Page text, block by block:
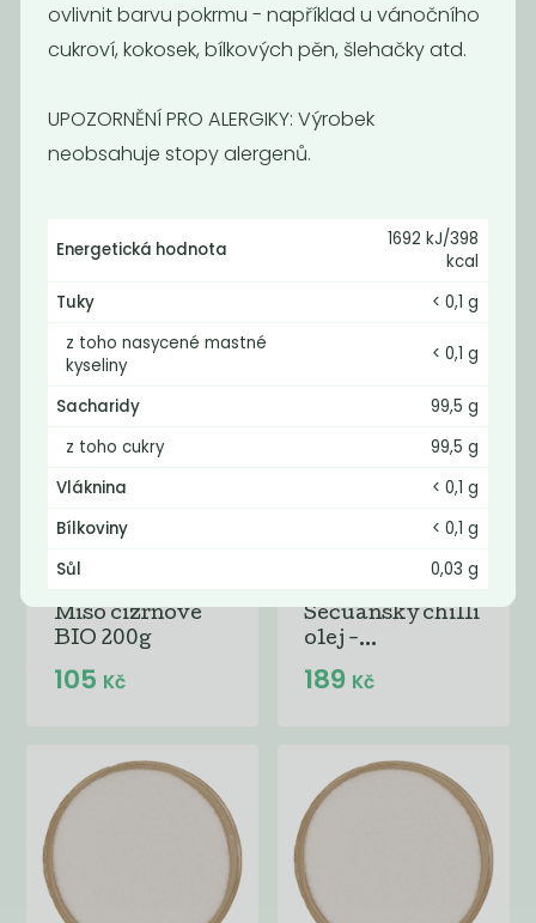
agáve tmavý
Novinka
Miso cizrnové
BIO 200g
105 Kč
Sečuánský chilli
olej -...
189 Kč
ovlivnit barvu pokrmu - například u vánočního
cukroví, kokosek, bílkových pěn, šlehačky atd.
UPOZORNĚNÍ PRO ALERGIKY: Výrobek
neobsahuje stopy alergenů.
Energetická hodnota
1692 kJ/398
kcal
Tuky
< 0,1 g
z toho nasycené mastné
kyseliny
< 0,1 g
Sacharidy
99,5 g
z toho cukry
99,5 g
Vláknina
< 0,1 g
Bílkoviny
< 0,1 g
Sůl
0,03 g